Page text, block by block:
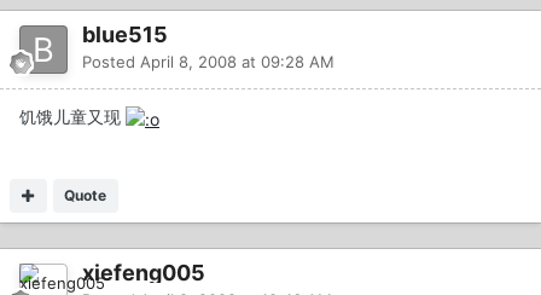
blue515
Posted April 8, 2008 at 09:28 AM
饥饿儿童又现
Quote
xiefeng005